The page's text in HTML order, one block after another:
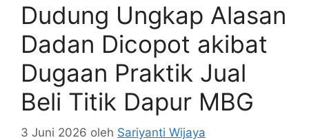
Dudung Ungkap Alasan
Dadan Dicopot akibat
Dugaan Praktik Jual
Beli Titik Dapur MBG
3 Juni 2026 oleh Sariyanti Wijaya